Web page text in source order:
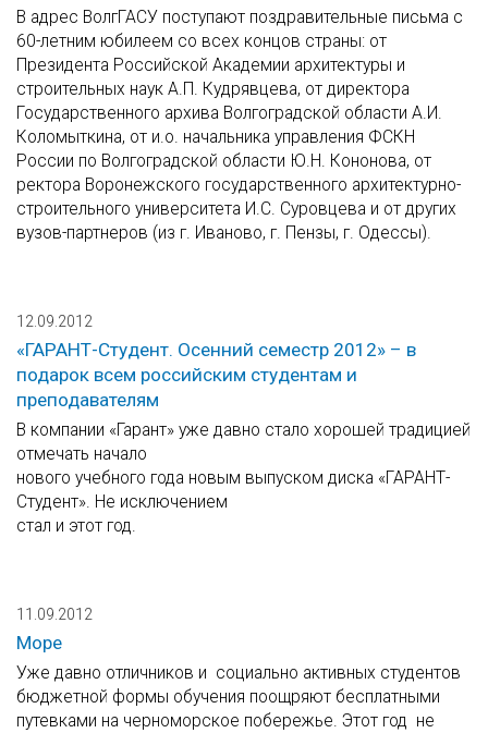
В адрес ВолгГАСУ поступают поздравительные письма с
60-летним юбилеем со всех концов страны: от
Президента Российской Академии архитектуры и
строительных наук А.П. Кудрявцева, от директора
Государственного архива Волгоградской области А.И.
Коломыткина, от и.о. начальника управления ФСКН
России по Волгоградской области Ю.Н. Кононова, от
ректора Воронежского государственного архитектурно-
строительного университета И.С. Суровцева и от других
вузов-партнеров (из г. Иваново, г. Пензы, г. Одессы).
12.09.2012
«ГАРАНТ-Студент. Осенний семестр 2012» – в
подарок всем российским студентам и
преподавателям
В компании «Гарант» уже давно стало хорошей традицией
отмечать начало
нового учебного года новым выпуском диска «ГАРАНТ-
Студент». Не исключением
стал и этот год.
11.09.2012
Море
Уже давно отличников и социально активных студентов
бюджетной формы обучения поощряют бесплатными
путевками на черноморское побережье. Этот год не